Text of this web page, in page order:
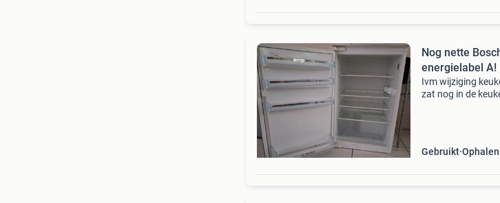
Nog nette
energielabel A!
Ivm wijziging
zat nog in de
Gebruikt Ophalen